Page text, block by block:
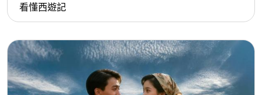
看懂西遊記